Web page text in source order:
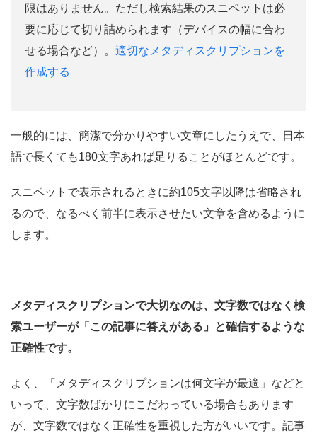
限はありません。ただし検索結果のスニペットは必
要に応じて切り詰められます（デバイスの幅に合わ
せる場合など）。 適切なメタディスクリプションを
作成する
一般的には、簡潔で分かりやすい文章にしたうえで、日本
語で長くても180文字あれば足りることがほとんどです。
スニペットで表示されるときに約105文字以降は省略され
るので、なるべく前半に表示させたい文章を含めるように
します。
メタディスクリプションで大切なのは、文字数ではなく検
索ユーザーが「この記事に答えがある」と確信するような
正確性です。
よく、「メタディスクリプションは何文字が最適」などと
いって、文字数ばかりにこだわっている場合もあります
が、文字数ではなく正確性を重視した方がいいです。記事